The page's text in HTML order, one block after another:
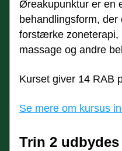
Øreakupunktur er en
behandlingsform,
forstærke zoneterapi,
massage og andre
Kurset giver 14 RAB
Se mere om kursus
Trin 2